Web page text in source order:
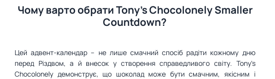
Чому варто обрати Tony's Chocolonely Smaller
Countdown?
Цей адвент-календар – не лише смачний спосіб радіти кожному дню
перед Різдвом, а й внесок у створення справедливого світу. Tony's
Chocolonely демонструє, що шоколад може бути смачним, якісним і